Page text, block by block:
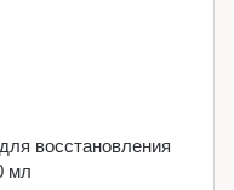
восстановления
мл